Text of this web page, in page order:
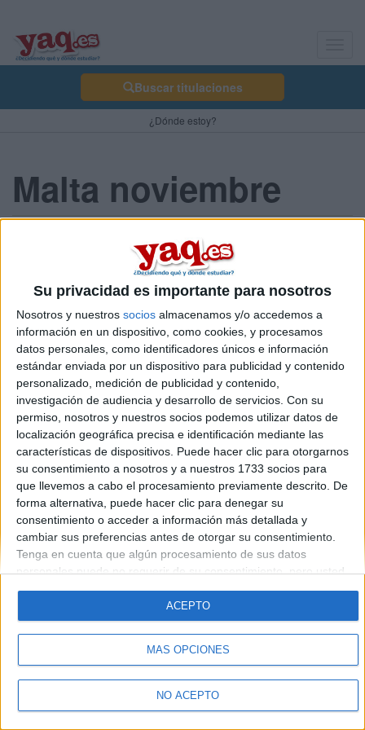
Su privacidad es importante para nosotros
Nosotros y nuestros socios almacenamos y/o accedemos a
información en un dispositivo, como cookies, y procesamos
datos personales, como identificadores únicos e información
estándar enviada por un dispositivo para publicidad y contenido
personalizado, medición de publicidad y contenido,
investigación de audiencia y desarrollo de servicios. Con su
permiso, nosotros y nuestros socios podemos utilizar datos de
localización geográfica precisa e identificación mediante las
características de dispositivos. Puede hacer clic para otorgarnos
su consentimiento a nosotros y a nuestros 1733 socios para
que llevemos a cabo el procesamiento previamente descrito. De
forma alternativa, puede hacer clic para denegar su
consentimiento o acceder a información más detallada y
cambiar sus preferencias antes de otorgar su consentimiento.
Tenga en cuenta que algún procesamiento de sus datos
personales puede no requerir de su consentimiento, pero usted
tiene el derecho de rechazar tal procesamiento. Sus
preferencias se aplicarán solo a este sitio web. Puede cambiar
sus preferencias o retirar su consentimiento en cualquier
momento volviendo a este sitio y haciendo clic en el botón
"Privacidad" en la parte inferior de la página web.
MÁS OPCIONES
NO ACEPTO
ACEPTO
Buscar titulaciones
¿Dónde estoy?
Malta noviembre
Hola Ikerina, yo viajo el 28 de octubre, pero me pasaré casi todo
el mes de noviembre allí, puesto que regreso el día 24. Estaré en
unos apartamentos en Msida al lado de Sliema. Nos veremos por
allí. Si quieres hablar de algo del viaje, agrégame:
angelberron@hotmail.com
Saludos
Blog de Neveritt
Quiénes somos |Contactar |Anúnciate
Aviso legal|Politica de privacidad|Condiciones generales|Política
de cookies
© 2003-2026
Compás Mediterráneo S.L.
- Diego de León 47 - 28006